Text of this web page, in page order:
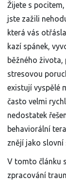
Žijete s
jste zažili
která vás
kazí spánek,
běžného
stresovou
existují vyspělé
často velmi
nedostatek
behaviorální
znějí jako slovní
V tomto článku
zpracování